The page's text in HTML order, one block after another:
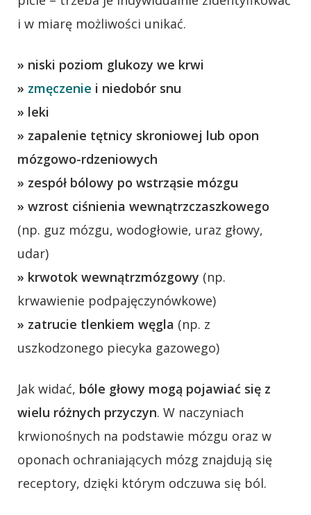
i w miarę możliwości unikać.
» niski poziom glukozy we krwi
» zmęczenie i niedobór snu
» leki
» zapalenie tętnicy skroniowej lub opon
mózgowo-rdzeniowych
» zespół bólowy po wstrząsie mózgu
» wzrost ciśnienia wewnątrzczaszkowego
(np. guz mózgu, wodogłowie, uraz głowy,
udar)
» krwotok wewnątrzmózgowy (np.
krwawienie podpajęczynówkowe)
» zatrucie tlenkiem węgla (np. z
uszkodzonego piecyka gazowego)
Jak widać, bóle głowy mogą pojawiać się z
wielu różnych przyczyn. W naczyniach
krwionośnych na podstawie mózgu oraz w
oponach ochraniających mózg znajdują się
receptory, dzięki którym odczuwa się ból.